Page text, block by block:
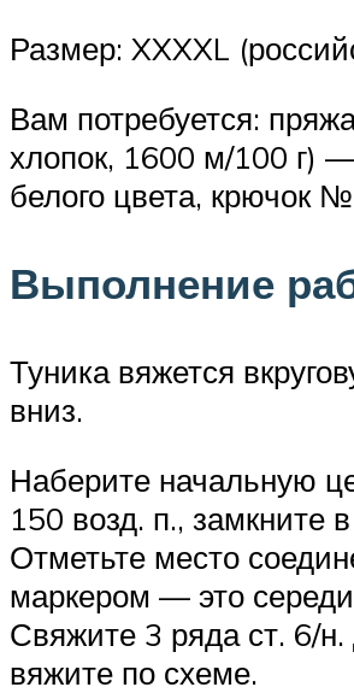
Размер: XXXXL
Вам потребуется:
хлопок, 1600 м/100 г)
белого цвета, крючок
Выполнение
Туника вяжется
вниз.
Наберите начальную
150 возд. п., замкните
Отметьте место
маркером — это
Свяжите 3 ряда ст. 6/
вяжите по схеме.